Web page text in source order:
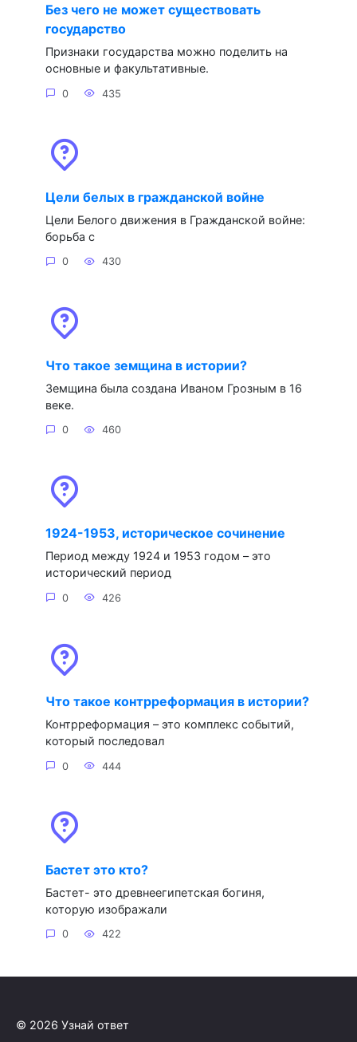
Без чего не может существовать
государство
Признаки государства можно поделить на
основные и факультативные.
0 435
Цели белых в гражданской войне
Цели Белого движения в Гражданской войне:
борьба с
0 430
Что такое земщина в истории?
Земщина была создана Иваном Грозным в 16
веке.
0 460
1924-1953, историческое сочинение
Период между 1924 и 1953 годом – это
исторический период
0 426
Что такое контрреформация в истории?
Контрреформация – это комплекс событий,
который последовал
0 444
Бастет это кто?
Бастет- это древнеегипетская богиня,
которую изображали
0 422
© 2026 Узнай ответ